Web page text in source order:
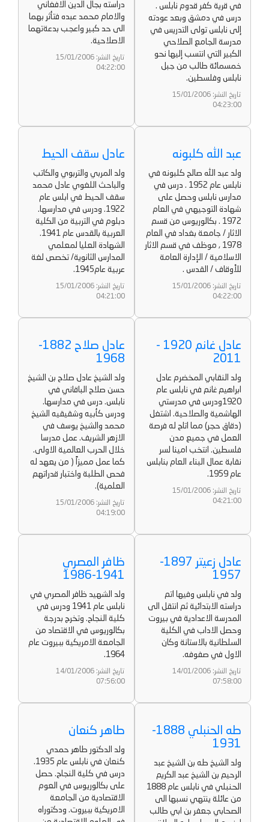
في قرية كفر قدوم نابلس .
درس في دمشق وبعد عودته
إلى نابلس تولى التدريس في
مدرسة الجامع الصلاحي
الكبير التي انتسب إليها نحو
خمسمائة طالب من جبل
نابلس وفلسطين.
تاريخ النشر: 15/01/2006
04:23:00
دراسته بجال الدين الافغاني
والامام محمد عبده فتأثر بهما
الى حد كبير واعجب بدعةتهما
الاصلاحية.
تاريخ النشر: 15/01/2006
04:22:00
عبد الله كلبونه
ولد عبد الله صالح كلبونه في
نابلس عام 1952 . درس في
مدارس نابلس وحصل على
شهادة التوجيهي في العام
1972 . بكالوريوس من قسم
الاثار / جامعة بغداد في العام
1978 , موظف في قسم الاثار
الاسلامية / الإدارة العامة
للأوقاف / القدس .
تاريخ النشر: 15/01/2006
04:22:00
عادل سقف الحيط
ولد المربي والتربوي والكاتب
والباحث اللغوي عادل محمد
سقف الحيط في ابلس عام
1922. ودرس في مدارسها.
دبلوم في التربية من الكلية
العربية بالقدس عام 1941.
الشهادة العليا لمعلمي
المدارس الثانوية/ تخصص لغة
عربية عام1945.
تاريخ النشر: 15/01/2006
04:21:00
عادل غانم 1920 -
2011
ولد النقابي المخضرم عادل
ابراهيم غانم في نابلس عام
1920ودرس في مدرستي
الهاشمية والصلاحية. اشتغل
(دقاق حجر) مما اتاح له فرصة
العمل في جميع مدن
فلسطين. انتخب امينا لسر
نقابة عمال البناء العام بنابلس
عام 1959.
تاريخ النشر: 15/01/2006
04:21:00
عادل صلاح 1882-
1968
ولد الشيخ عادل صلاح بن الشيخ
حسن صلاح الباقاني في
نابلس. درس في مدارسها.
ودرس كأبيه وشقيقيه الشيخ
محمد والشيخ يوسف في
الازهر الشريف. عمل مدرسا
خلال الحرب العالمية الاولى.
كما عمل مميزاً ( من يعهد له
فحص الطلبة واختبار قدراتهم
العلمية).
تاريخ النشر: 15/01/2006
04:19:00
عادل زعيتر 1897-
1957
ولد في نابلس وفيها اتم
دراسته الابتدائية ثم انتقل الى
المدرسة الاعدادية في بيروت
وحصل الاداب في الكلية
السلطانية بالاستانة وكان
الاول في صفوفه.
تاريخ النشر: 14/01/2006
07:58:00
ظافر المصري
1941-1986
ولد الشهيد ظافر المصري في
نابلس عام 1941 ودرس في
كلية النجاح. وتخرج بدرجة
بكالوريوس في الاقتصاد من
الجامعة الامريكية ببيروت عام
1964.
تاريخ النشر: 14/01/2006
07:56:00
طه الحنبلي 1888-
1931
ولد الشيخ طه بن الشيخ عبد
الرحيم بن الشيخ عبد الكريم
الحنبلي في نابلس عام 1888
من عائلة ينتهي نسبها الى
الصحابي جعفر بن ابي طالب
طاهر كنعان
ولد الدكتور طاهر حمدي
كنعان في نابلس عام 1935.
درس في كلية النجاح. حصل
على بكالوريوس في العوم
الاقتصادية من الجامعة
الامريكية ببيروت. ودكتوراه